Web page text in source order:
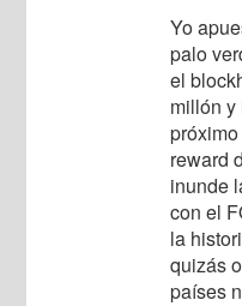
Yo
palo
el
millón y
reward
inunde
con el
la
quizás
países